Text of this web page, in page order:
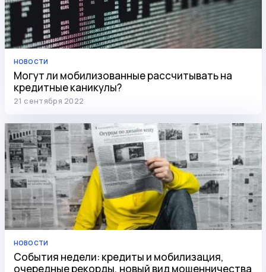
НОВОСТИ
Могут ли мобилизованные рассчитывать на
кредитные каникулы?
21 сентября 2022
НОВОСТИ
События недели: кредиты и мобилизация,
очередные рекорды, новый вид мошенничества